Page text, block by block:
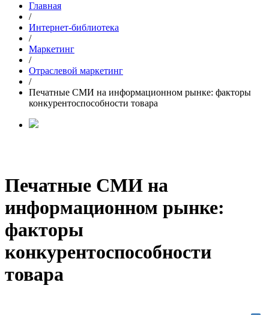
Главная
/
Интернет-библиотека
/
Маркетинг
/
Отраслевой маркетинг
/
Печатные СМИ на информационном рынке: факторы
конкурентоспособности товара
Печатные СМИ на
информационном рынке:
факторы
конкурентоспособности
товара